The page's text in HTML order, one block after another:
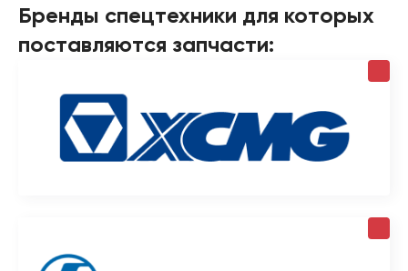
Бренды спецтехники для которых
поставляются запчасти: